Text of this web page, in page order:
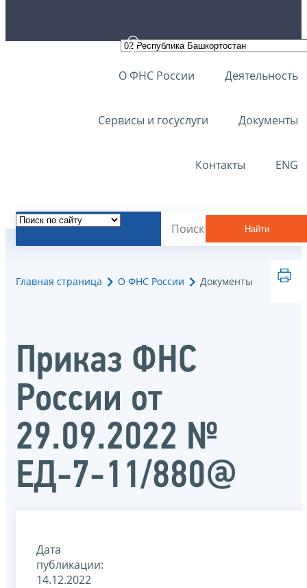
О ФНС России Деятельность
Сервисы и госуслуги Документы
Контакты ENG
Найти
Главная страница О ФНС России Документы
Приказ ФНС
России от
29.09.2022 №
ЕД-7-11/880@
Дата
публикации:
14.12.2022